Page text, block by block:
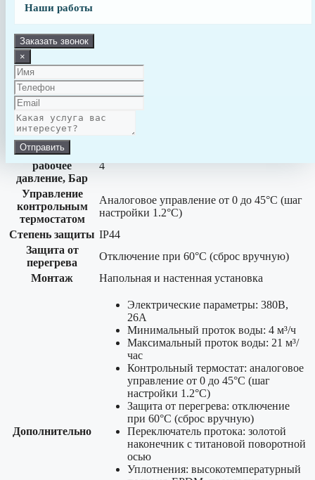
Наши работы
Заказать звонок
×
Отправить
контактор
Количество фаз
Частота, Гц
Максимальный
проток воды, м³/
час
21
Минимальный
проток воды, м³/
час
4
Максимальное
рабочее
давление, Бар
4
Управление
контрольным
термостатом
Аналоговое управление от 0 до 45°C (шаг
настройки 1.2°C)
Степень защиты IP44
Защита от
перегрева
Отключение при 60°С (сброс вручную)
Монтаж
Напольная и настенная установка
Дополнительно
Электрические параметры: 380В,
26А
Минимальный проток воды: 4 м³/ч
Максимальный проток воды: 21 м³/
час
Контрольный термостат: аналоговое
управление от 0 до 45°C (шаг
настройки 1.2°C)
Защита от перегрева: отключение
при 60°С (сброс вручную)
Переключатель протока: золотой
наконечник с титановой поворотной
осью
Уплотнения: высокотемпературный